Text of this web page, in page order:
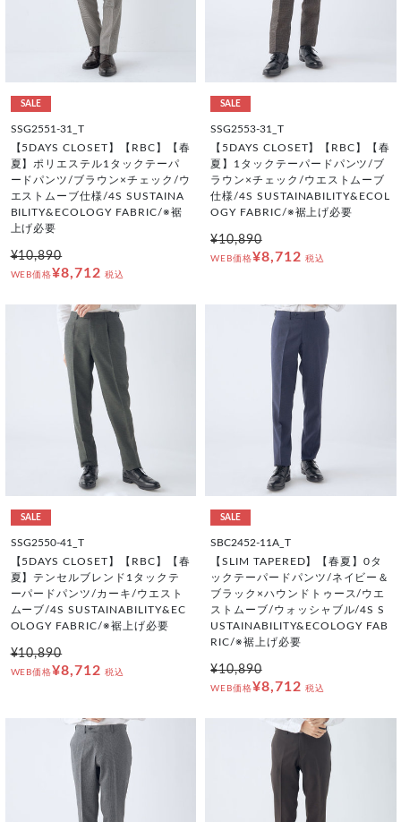
SALE
SSG2551-31_T
【5DAYS CLOSET】【RBC】【春
夏】ポリエステル1タックテーパ
ードパンツ/ブラウン×チェック/ウ
エストムーブ仕様/4S SUSTAINA
BILITY&ECOLOGY FABRIC/※裾
上げ必要
¥10,890
WEB価格¥8,712 税込
SALE
SSG2553-31_T
【5DAYS CLOSET】【RBC】【春
夏】1タックテーパードパンツ/ブ
ラウン×チェック/ウエストムーブ
仕様/4S SUSTAINABILITY&ECOL
OGY FABRIC/※裾上げ必要
¥10,890
WEB価格¥8,712 税込
SALE
SSG2550-41_T
【5DAYS CLOSET】【RBC】【春
夏】テンセルブレンド1タックテ
ーパードパンツ/カーキ/ウエスト
ムーブ/4S SUSTAINABILITY&EC
OLOGY FABRIC/※裾上げ必要
¥10,890
WEB価格¥8,712 税込
SALE
SBC2452-11A_T
【SLIM TAPERED】【春夏】0タ
ックテーパードパンツ/ネイビー＆
ブラック×ハウンドトゥース/ウエ
ストムーブ/ウォッシャブル/4S S
USTAINABILITY&ECOLOGY FAB
RIC/※裾上げ必要
¥10,890
WEB価格¥8,712 税込